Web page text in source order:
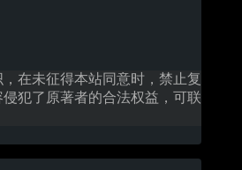
在未征得本站同意时，禁止复
犯了原著者的合法权益，可联